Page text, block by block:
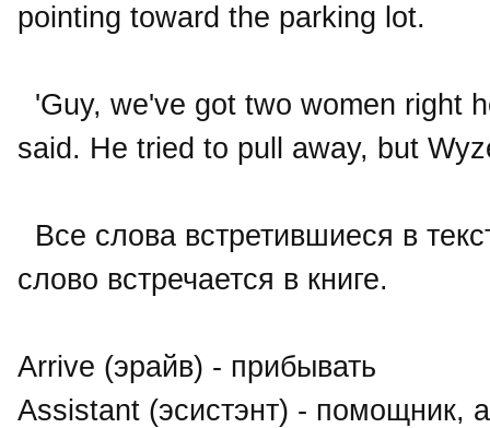
pointing toward the parking lot.
'Guy, we've got two women right
said. He tried to pull away, but
Все слова встретившиеся в
слово встречается в книге.
Arrive (эрайв) - прибывать
Assistant (эсистэнт) - помощник,